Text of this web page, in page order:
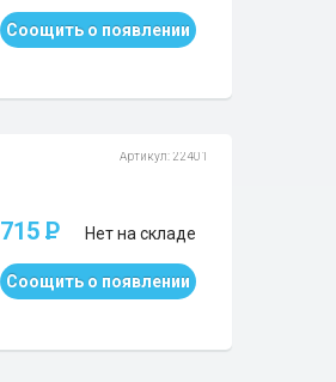
Соощить о появлении
Артикул: 22401
715 P Нет на складе
Соощить о появлении